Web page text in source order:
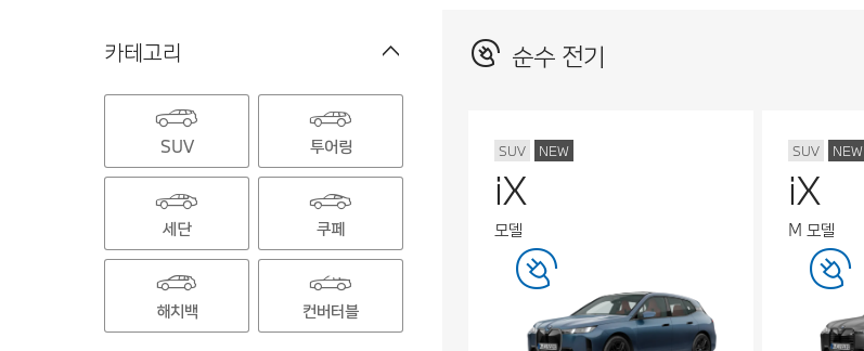
카테고리
SUV 투어링
세단 쿠페
해치백 컨버터블
순수 전기
SUV NEW
iX
모델
SUV NEW
iX
M 모델